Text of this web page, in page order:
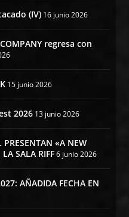
(IV) 16 junio 2026
regresa con
15 junio 2026
2026 13 junio 2026
PRESENTAN «A NEW
SALA RIFF 6 junio 2026
AÑADIDA FECHA EN